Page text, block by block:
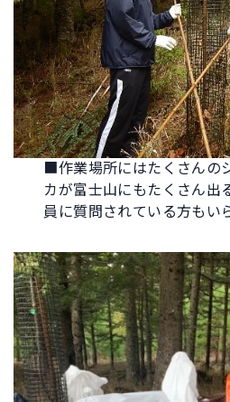
■作業場所にはたくさんの
カが富士山にもたくさん出
員に質問されている方もい